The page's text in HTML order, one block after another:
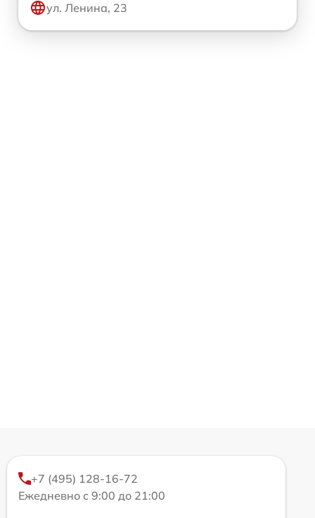
ул. Ленина, 23
+7 (495) 128-16-72
Ежедневно с 9:00 до 21:00